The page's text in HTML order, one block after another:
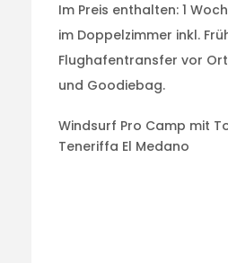
Im Preis enthalten: 1
im Doppelzimmer inkl.
Flughafentransfer vor
und Goodiebag.
Windsurf Pro Camp mit
Teneriffa El Medano